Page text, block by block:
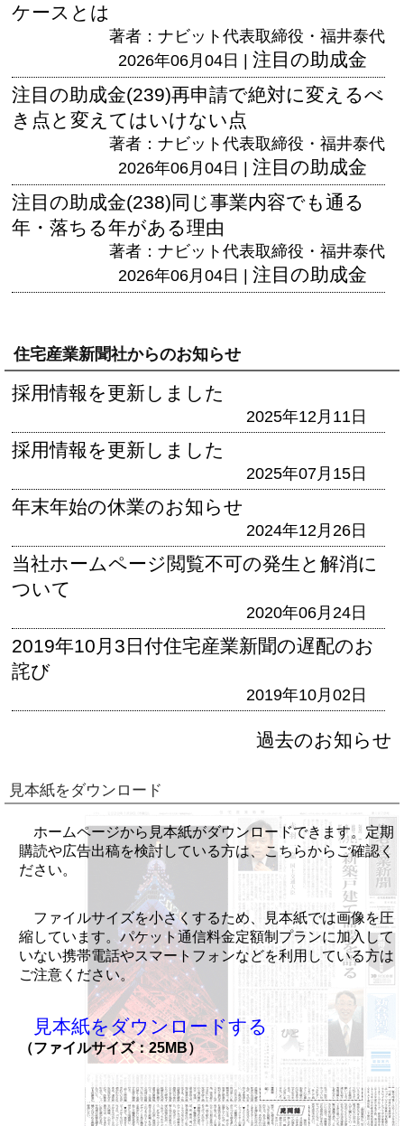
ケースとは
著者：ナビット代表取締役・福井泰代
2026年06月04日 | 注目の助成金
注目の助成金(239)再申請で絶対に変えるべ
き点と変えてはいけない点
著者：ナビット代表取締役・福井泰代
2026年06月04日 | 注目の助成金
注目の助成金(238)同じ事業内容でも通る
年・落ちる年がある理由
著者：ナビット代表取締役・福井泰代
2026年06月04日 | 注目の助成金
住宅産業新聞社からのお知らせ
採用情報を更新しました
2025年12月11日
採用情報を更新しました
2025年07月15日
年末年始の休業のお知らせ
2024年12月26日
当社ホームページ閲覧不可の発生と解消に
ついて
2020年06月24日
2019年10月3日付住宅産業新聞の遅配のお
詫び
2019年10月02日
過去のお知らせ
見本紙をダウンロード
ホームページから見本紙がダウンロードできます。定期
購読や広告出稿を検討している方は、こちらからご確認く
ださい。
ファイルサイズを小さくするため、見本紙では画像を圧
縮しています。パケット通信料金定額制プランに加入して
いない携帯電話やスマートフォンなどを利用している方は
ご注意ください。
見本紙をダウンロードする
（ファイルサイズ：25MB）